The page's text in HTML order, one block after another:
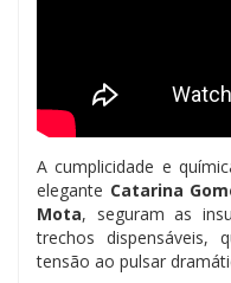
A cumplicidade e
elegante Catarina
Mota, seguram as
trechos
tensão ao pulsar